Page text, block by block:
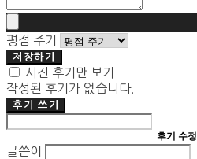
평점 주기
저장하기
사진 후기만 보기
작성된 후기가 없습니다.
후기 쓰기
후기 수정
글쓴이